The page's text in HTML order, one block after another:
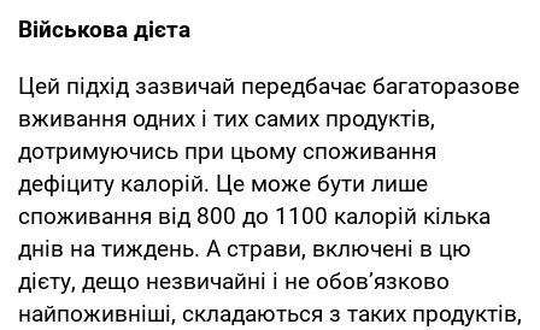
Військова дієта
Цей підхід зазвичай передбачає багаторазове
вживання одних і тих самих продуктів,
дотримуючись при цьому споживання
дефіциту калорій. Це може бути лише
споживання від 800 до 1100 калорій кілька
днів на тиждень. А страви, включені в цю
дієту, дещо незвичайні і не обов’язково
найпоживніші, складаються з таких продуктів,